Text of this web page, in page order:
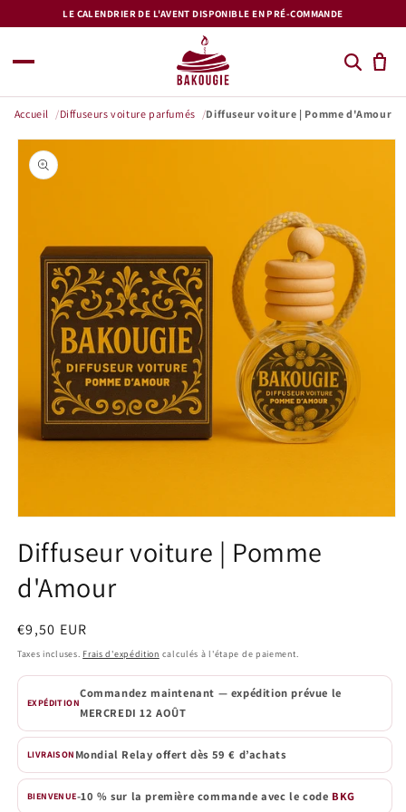
passerLE CALENDRIER DE L'AVENT DISPONIBLE EN PRÉ-COMMANDE
Accueil Diffuseurs voiture parfumés Diffuseur voiture | Pomme d'Amour
Passer aux
informations
produits
média
1
dans
une
Diffuseur voiture | Pomme
d'Amour
Prix
habituel
€9,50 EUR
Taxes incluses. Frais d'expédition calculés à l'étape de paiement.
EXPÉDITION
Commandez maintenant — expédition prévue le
MERCREDI 12 AOÛT
LIVRAISON Mondial Relay offert dès 59 € d’achats
BIENVENUE-10 % sur la première commande avec le code BKG